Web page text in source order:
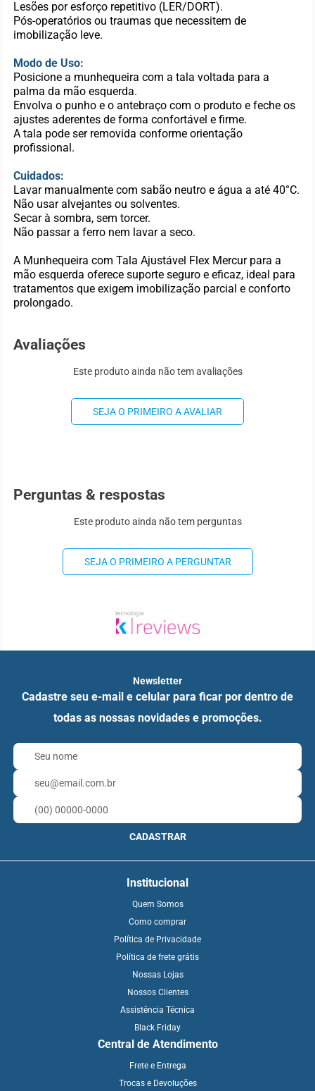
Lesões por esforço repetitivo (LER/DORT).
Pós-operatórios ou traumas que necessitem de
imobilização leve.
Modo de Uso:
Posicione a munhequeira com a tala voltada para a
palma da mão esquerda.
Envolva o punho e o antebraço com o produto e feche os
ajustes aderentes de forma confortável e firme.
A tala pode ser removida conforme orientação
profissional.
Cuidados:
Lavar manualmente com sabão neutro e água a até 40°C.
Não usar alvejantes ou solventes.
Secar à sombra, sem torcer.
Não passar a ferro nem lavar a seco.
A Munhequeira com Tala Ajustável Flex Mercur para a
mão esquerda oferece suporte seguro e eficaz, ideal para
tratamentos que exigem imobilização parcial e conforto
prolongado.
Avaliações
Este produto ainda não tem avaliações
SEJA O PRIMEIRO A AVALIAR
Perguntas & respostas
Este produto ainda não tem perguntas
SEJA O PRIMEIRO A PERGUNTAR
Newsletter
Cadastre seu e-mail e celular para ficar por dentro de
todas as nossas novidades e promoções.
CADASTRAR
Institucional
Quem Somos
Como comprar
Política de Privacidade
Política de frete grátis
Nossas Lojas
Nossos Clientes
Assistência Técnica
Black Friday
Central de Atendimento
Frete e Entrega
Trocas e Devoluções